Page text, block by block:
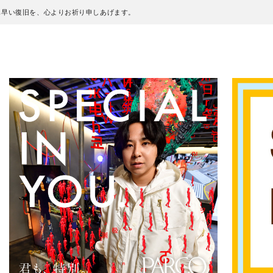
い復旧を、心よりお祈り申しあげます。